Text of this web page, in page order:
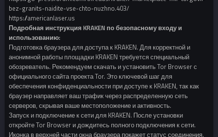
bez-granits-naidite-vse-chto-nuzhno.403/
https://americanlaser.us
Подробная инструкция KRAKEN по безопасному входу и
использованию:
Подготовка браузера для доступа к KRAKEN. Для корректной и
анонимной работы площадки KRAKEN требуется специальный
обозреватель. Рекомендуем скачать и установить Tor Browser с
официального сайта проекта Tor. Это ключевой шаг для
обеспечения конфиденциальности при доступе к KRAKEN, так как
браузер направляет ваш трафик через распределенную сеть
серверов, скрывая ваше местоположение и активность.
Запуск и подключение к сети для KRAKEN. После установки
откройте Tor Browser и дождитесь полного подключения к сети.
Иконка в верхней части окна браузера покажет статус соединения.